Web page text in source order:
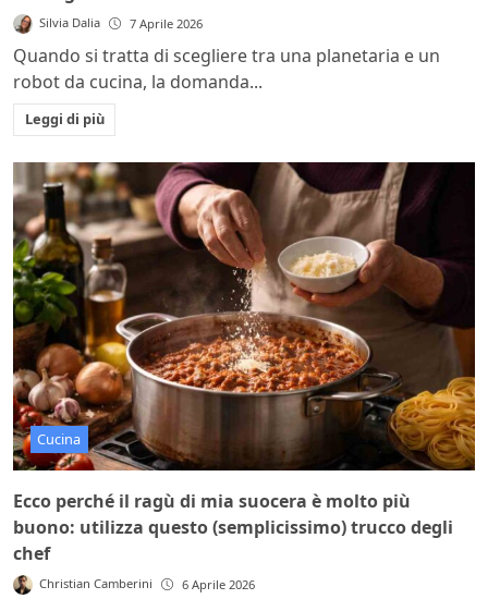
Silvia Dalia 7 Aprile 2026
Quando si tratta di scegliere tra una planetaria e un
robot da cucina, la domanda...
Leggi di più
Cucina
Ecco perché il ragù di mia suocera è molto più
buono: utilizza questo (semplicissimo) trucco degli
chef
Christian Camberini 6 Aprile 2026